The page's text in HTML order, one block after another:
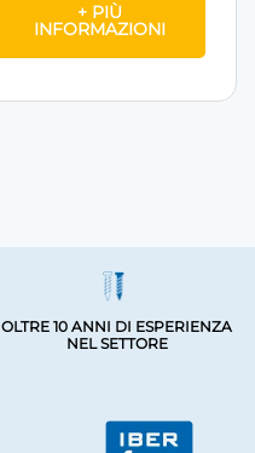
+ PIÙ
INFORMAZIONI
OLTRE 10 ANNI DI ESPERIENZA
NEL SETTORE